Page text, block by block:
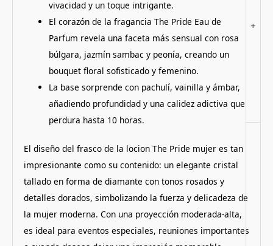
+
vivacidad y un toque intrigante.
El corazón de la fragancia The Pride Eau de
Parfum revela una faceta más sensual con rosa
búlgara, jazmín sambac y peonía, creando un
bouquet floral sofisticado y femenino.
La base sorprende con pachulí, vainilla y ámbar,
añadiendo profundidad y una calidez adictiva que
perdura hasta 10 horas.
El diseño del frasco de la locion The Pride mujer es tan
impresionante como su contenido: un elegante cristal
tallado en forma de diamante con tonos rosados y
detalles dorados, simbolizando la fuerza y delicadeza de
la mujer moderna. Con una proyección moderada-alta,
es ideal para eventos especiales, reuniones importantes